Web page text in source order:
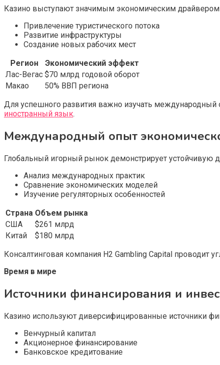
Казино выступают значимым экономическим
Привлечение туристического потока
Развитие инфраструктуры
Создание новых рабочих мест
Регион
Экономический эффект
Лас-Вегас $70 млрд годовой оборот
Макао
50% ВВП региона
Для успешного развития важно изучать международный
иностранный язык.
Международный опыт
Глобальный игорный рынок демонстрирует
Анализ международных практик
Сравнение экономических моделей
Изучение регуляторных особенностей
Страна Объем рынка
США
$261 млрд
Китай
$180 млрд
Консалтинговая компания H2 Gambling Capital проводит
Время в мире
Источники финансирования и
Казино используют диверсифицированные источники
Венчурный капитал
Акционерное финансирование
Банковское кредитование